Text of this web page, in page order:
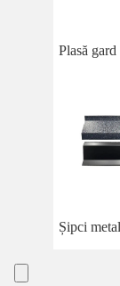
Plasă gard
Șipci